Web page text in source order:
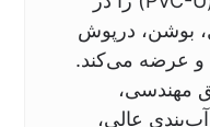
بوشن، درپوش
و عرضه می‌کند.
مهندسی،
عالی،